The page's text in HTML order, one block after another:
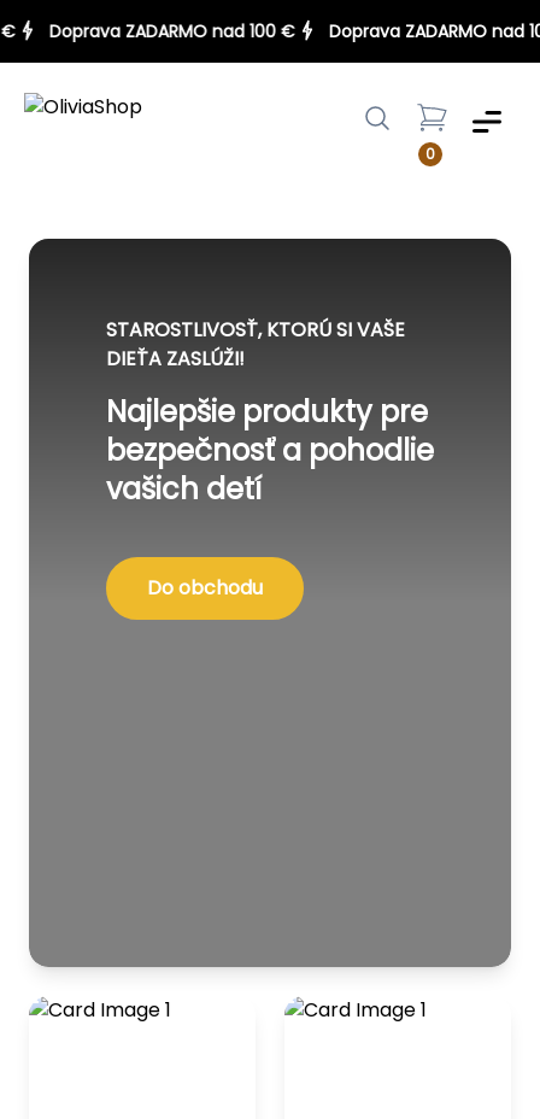
€ Doprava ZADARMO nad 100 € Doprava ZADARMO
0
Menu
STAROSTLIVOSŤ, KTORÚ SI VAŠE
DIEŤA ZASLÚŽI!
Najlepšie produkty pre
bezpečnosť a pohodlie
vašich detí
Do obchodu